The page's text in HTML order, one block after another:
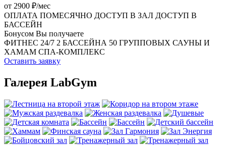
от 2900 ₽/мес
ОПЛАТА ПОМЕСЯЧНО ДОСТУП В ЗАЛ ДОСТУП В
БАССЕЙН
Бонусом Вы получаете
ФИТНЕС 24/7 2 БАССЕЙНА 50 ГРУППОВЫХ САУНЫ И
ХАМАМ СПА-КОМПЛЕКС
Оставить заявку
Галерея LabGym